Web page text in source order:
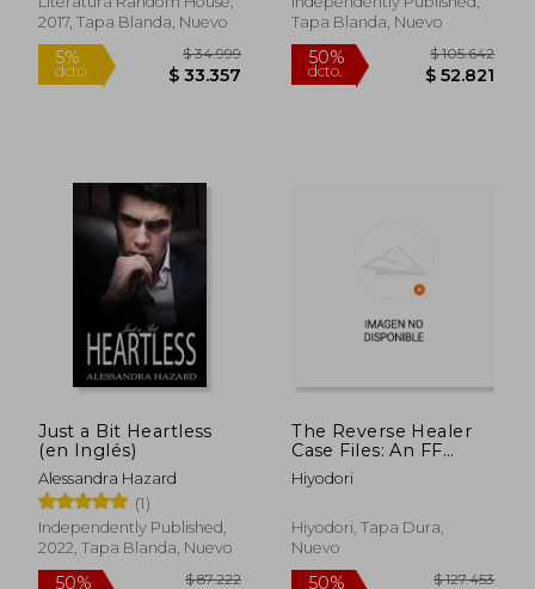
2017, Tapa Blanda, Nuevo
Tapa Blanda, Nuevo
Just a Bit Heartless
(en Inglés)
Alessandra Hazard
(1)
Independently Published,
2022, Tapa Blanda, Nuevo
The Reverse Healer
Case Files: An FF
Fantasy Romance (en
Inglés)
Hiyodori
Hiyodori, Tapa Dura,
Nuevo